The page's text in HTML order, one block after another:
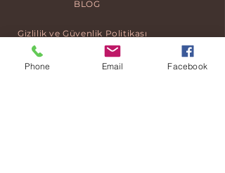
BLOG
Gizlilik ve Güvenlik Politikası
Teslimat ve İade
Phone Email Facebook